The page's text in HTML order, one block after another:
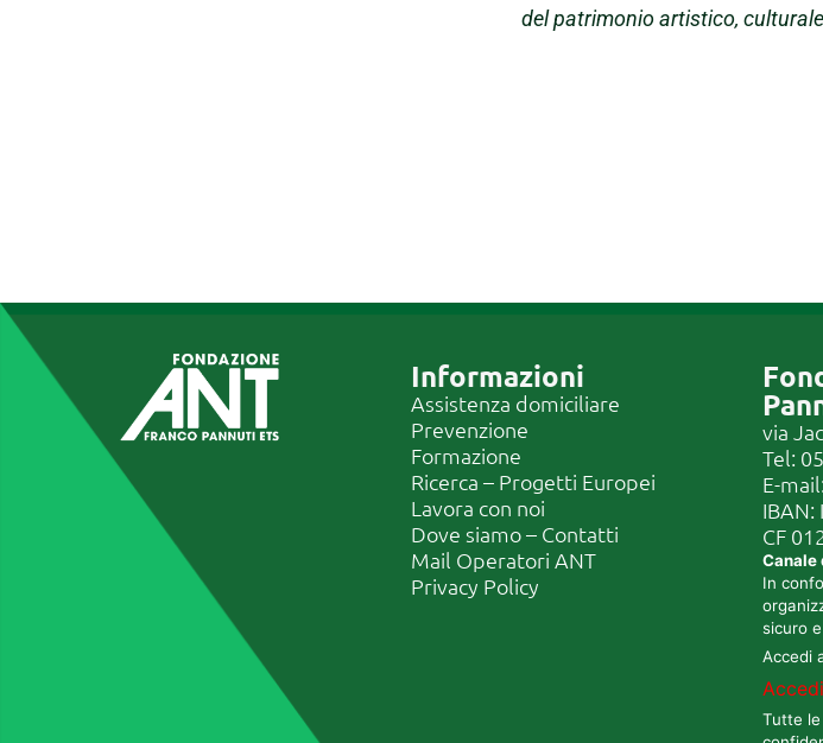
del patrimonio artistico,
Informazioni
Assistenza domiciliare
Prevenzione
Formazione
Ricerca – Progetti Europei
Lavora con noi
Dove siamo – Contatti
Mail Operatori ANT
Privacy Policy
via
Tel:
E-mail:
CF
Canale
In
sicuro
Accedi
Tutte